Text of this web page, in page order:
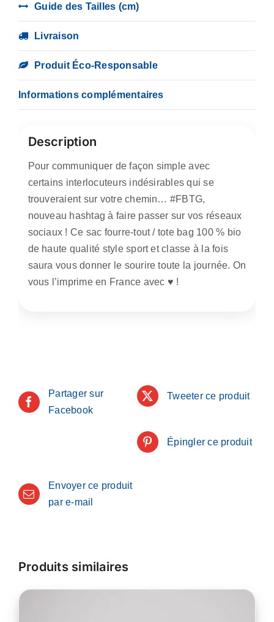
Guide des Tailles (cm)
Livraison
Produit Éco-Responsable
Informations complémentaires
Description
Pour communiquer de façon simple avec
certains interlocuteurs indésirables qui se
trouveraient sur votre chemin… #FBTG,
nouveau hashtag à faire passer sur vos réseaux
sociaux ! Ce sac fourre-tout / tote bag 100 % bio
de haute qualité style sport et classe à la fois
saura vous donner le sourire toute la journée. On
vous l’imprime en France avec ♥️ !
Partager sur
Facebook
Tweeter ce produit
Épingler ce produit
Envoyer ce produit
par e-mail
Produits similaires